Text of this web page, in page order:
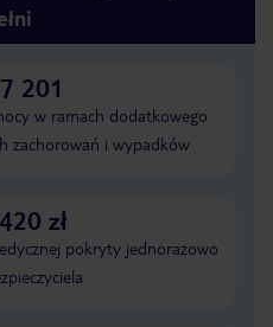
201
w ramach dodatkowego
zachorowań i wypadków
zł
pokryty jednorazowo